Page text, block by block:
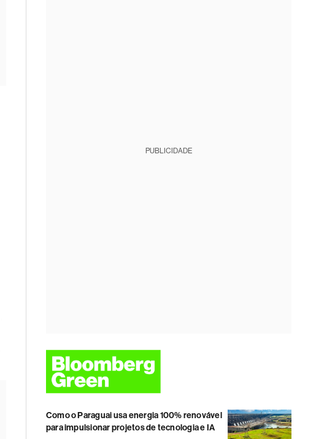
PUBLICIDADE
Como o Paraguai usa energia 100% renovável
para impulsionar projetos de tecnologia e IA